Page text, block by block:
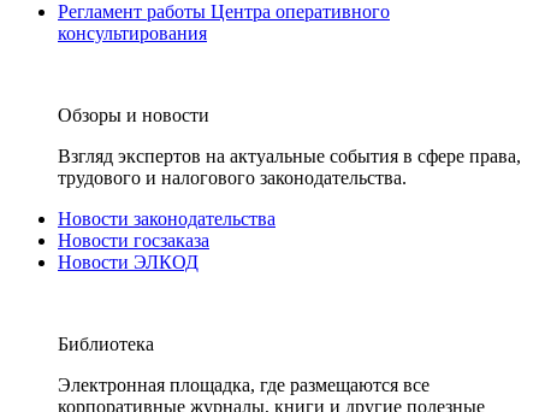
Регламент работы Центра оперативного
консультирования
Обзоры и новости
Взгляд экспертов на актуальные события в сфере права,
трудового и налогового законодательства.
Новости законодательства
Новости госзаказа
Новости ЭЛКОД
Библиотека
Электронная площадка, где размещаются все
корпоративные журналы, книги и другие полезные